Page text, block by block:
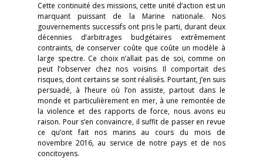
Cette continuité des missions, cette unité d’action est un
marquant puissant de la Marine nationale. Nos
gouvernements successifs ont pris le parti, durant deux
décennies d’arbitrages budgétaires extrêmement
contraints, de conserver coûte que coûte un modèle à
large spectre. Ce choix n’allait pas de soi, comme on
peut l’observer chez nos voisins. Il comportait des
risques, dont certains se sont réalisés. Pourtant, j’en suis
persuadé, à l’heure où l’on assiste, partout dans le
monde et particulièrement en mer, à une remontée de
la violence et des rapports de force, nous avons eu
raison. Pour s’en convaincre, il suffit de passer en revue
ce qu’ont fait nos marins au cours du mois de
novembre 2016, au service de notre pays et de nos
concitoyens.